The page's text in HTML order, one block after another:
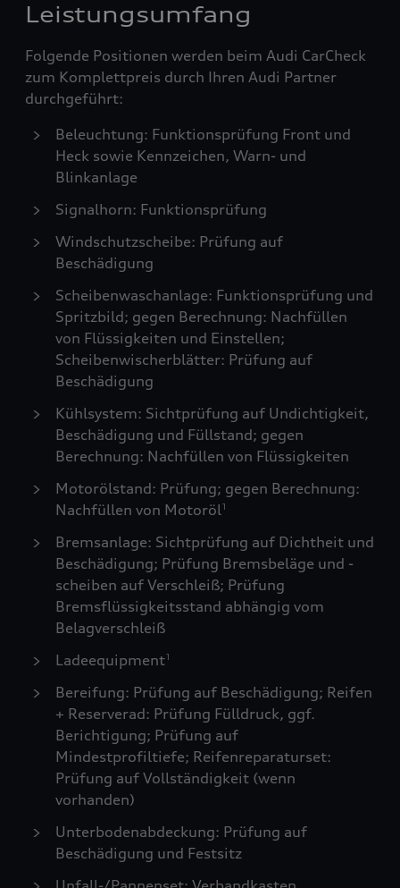
Leistungsumfang
Folgende Positionen werden beim Audi CarCheck
zum Komplettpreis durch Ihren Audi Partner
durchgeführt:
Beleuchtung: Funktionsprüfung Front und
Heck sowie Kennzeichen, Warn- und
Blinkanlage
Signalhorn: Funktionsprüfung
Windschutzscheibe: Prüfung auf
Beschädigung
Scheibenwaschanlage: Funktionsprüfung und
Spritzbild; gegen Berechnung: Nachfüllen
von Flüssigkeiten und Einstellen;
Scheibenwischerblätter: Prüfung auf
Beschädigung
Kühlsystem: Sichtprüfung auf Undichtigkeit,
Beschädigung und Füllstand; gegen
Berechnung: Nachfüllen von Flüssigkeiten
Motorölstand: Prüfung; gegen Berechnung:
Nachfüllen von Motoröl1
Bremsanlage: Sichtprüfung auf Dichtheit und
Beschädigung; Prüfung Bremsbeläge und -
scheiben auf Verschleiß; Prüfung
Bremsflüssigkeitsstand abhängig vom
Belagverschleiß
Ladeequipment1
Bereifung: Prüfung auf Beschädigung; Reifen
+ Reserverad: Prüfung Fülldruck, ggf.
Berichtigung; Prüfung auf
Mindestprofiltiefe; Reifenreparaturset:
Prüfung auf Vollständigkeit (wenn
vorhanden)
Unterbodenabdeckung: Prüfung auf
Beschädigung und Festsitz